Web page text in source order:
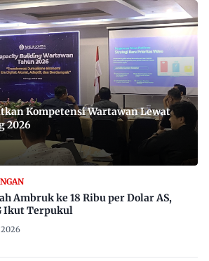
Kompetensi Wartawan Lewat
2026
Ambruk ke 18 Ribu per Dolar AS,
Ikut Terpukul